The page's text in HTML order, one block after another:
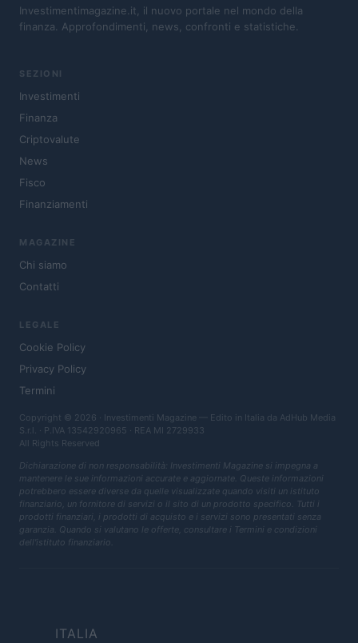
Investimentimagazine.it, il nuovo portale nel mondo della
finanza. Approfondimenti, news, confronti e statistiche.
SEZIONI
Investimenti
Finanza
Criptovalute
News
Fisco
Finanziamenti
MAGAZINE
Chi siamo
Contatti
LEGALE
Cookie Policy
Privacy Policy
Termini
Copyright © 2026 · Investimenti Magazine — Edito in Italia da AdHub Media
S.r.l. · P.IVA 13542920965 · REA MI 2729933
All Rights Reserved
Dichiarazione di non responsabilità: Investimenti Magazine si impegna a
mantenere le sue informazioni accurate e aggiornate. Queste informazioni
potrebbero essere diverse da quelle visualizzate quando visiti un istituto
finanziario, un fornitore di servizi o il sito di un prodotto specifico. Tutti i
prodotti finanziari, i prodotti di acquisto e i servizi sono presentati senza
garanzia. Quando si valutano le offerte, consultare i Termini e condizioni
dell'istituto finanziario.
ITALIA